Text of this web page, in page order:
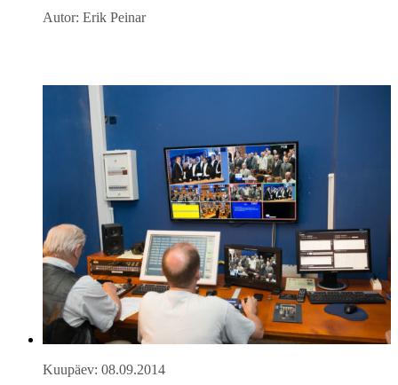
Autor: Erik Peinar
Kuupäev: 08.09.2014